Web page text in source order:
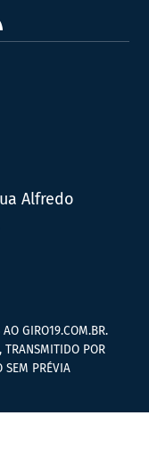
Alfredo
GIRO19.COM.BR.
TRANSMITIDO POR
SEM PRÉVIA